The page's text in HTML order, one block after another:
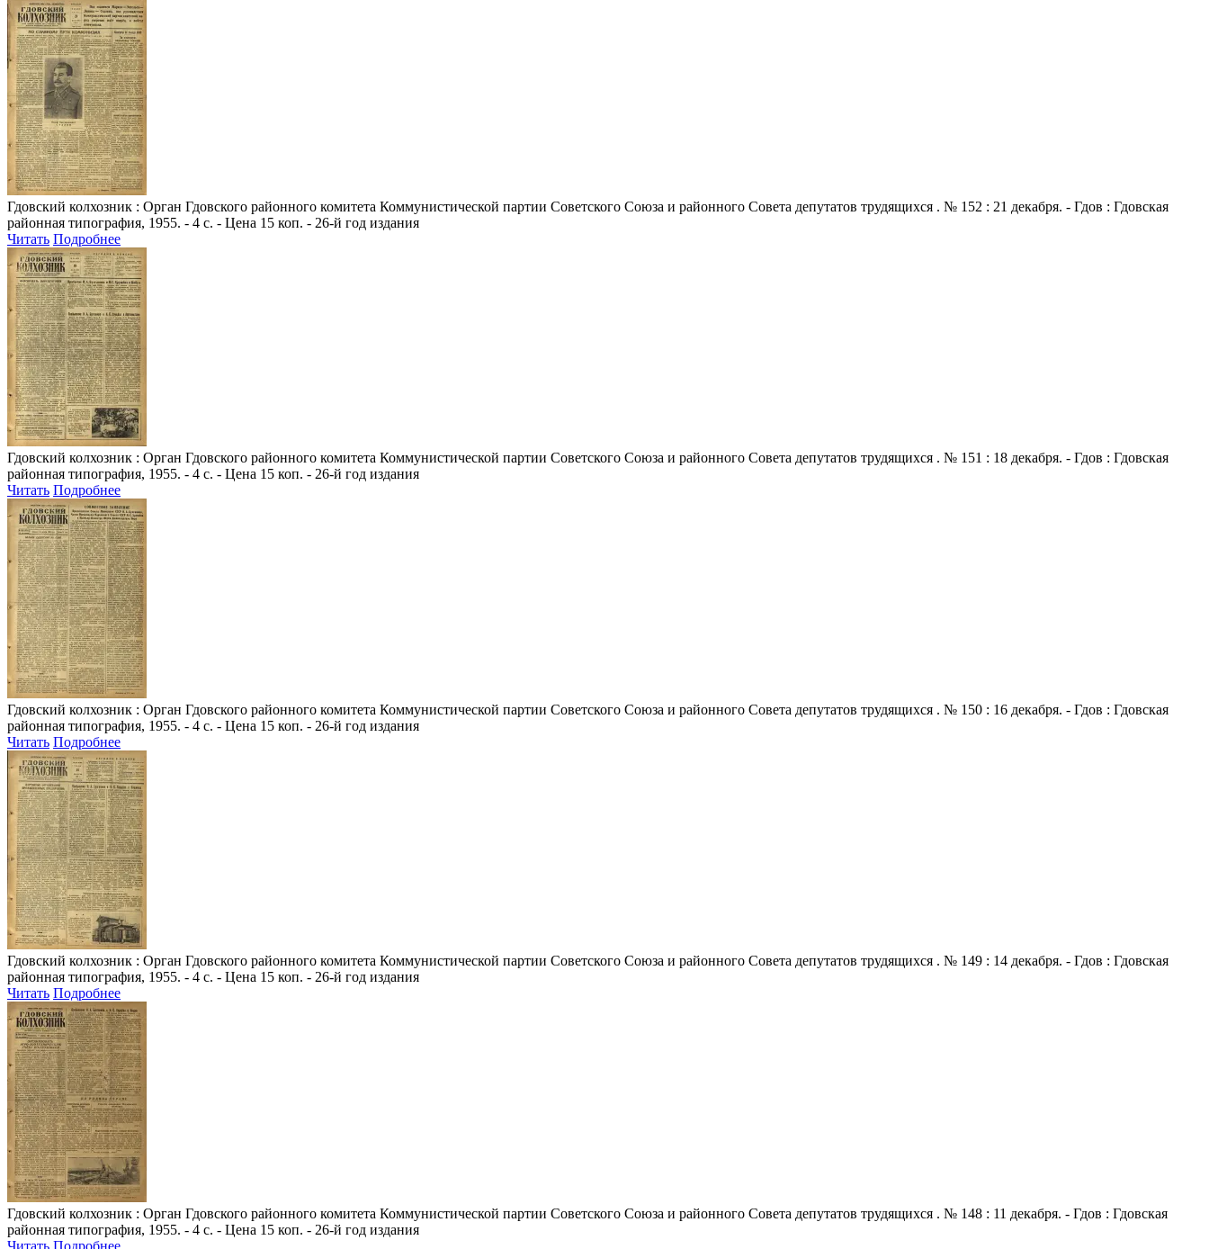
Гдовский колхозник : Орган Гдовского районного комитета Коммунистической партии Советского Союза и районного Совета депутатов трудящихся . № 152 : 21 декабря. - Гдов : Гдовская
районная типография, 1955. - 4 с. - Цена 15 коп. - 26-й год издания
Читать Подробнее
Гдовский колхозник : Орган Гдовского районного комитета Коммунистической партии Советского Союза и районного Совета депутатов трудящихся . № 151 : 18 декабря. - Гдов : Гдовская
районная типография, 1955. - 4 с. - Цена 15 коп. - 26-й год издания
Читать Подробнее
Гдовский колхозник : Орган Гдовского районного комитета Коммунистической партии Советского Союза и районного Совета депутатов трудящихся . № 150 : 16 декабря. - Гдов : Гдовская
районная типография, 1955. - 4 с. - Цена 15 коп. - 26-й год издания
Читать Подробнее
Гдовский колхозник : Орган Гдовского районного комитета Коммунистической партии Советского Союза и районного Совета депутатов трудящихся . № 149 : 14 декабря. - Гдов : Гдовская
районная типография, 1955. - 4 с. - Цена 15 коп. - 26-й год издания
Читать Подробнее
Гдовский колхозник : Орган Гдовского районного комитета Коммунистической партии Советского Союза и районного Совета депутатов трудящихся . № 148 : 11 декабря. - Гдов : Гдовская
районная типография, 1955. - 4 с. - Цена 15 коп. - 26-й год издания
Читать Подробнее